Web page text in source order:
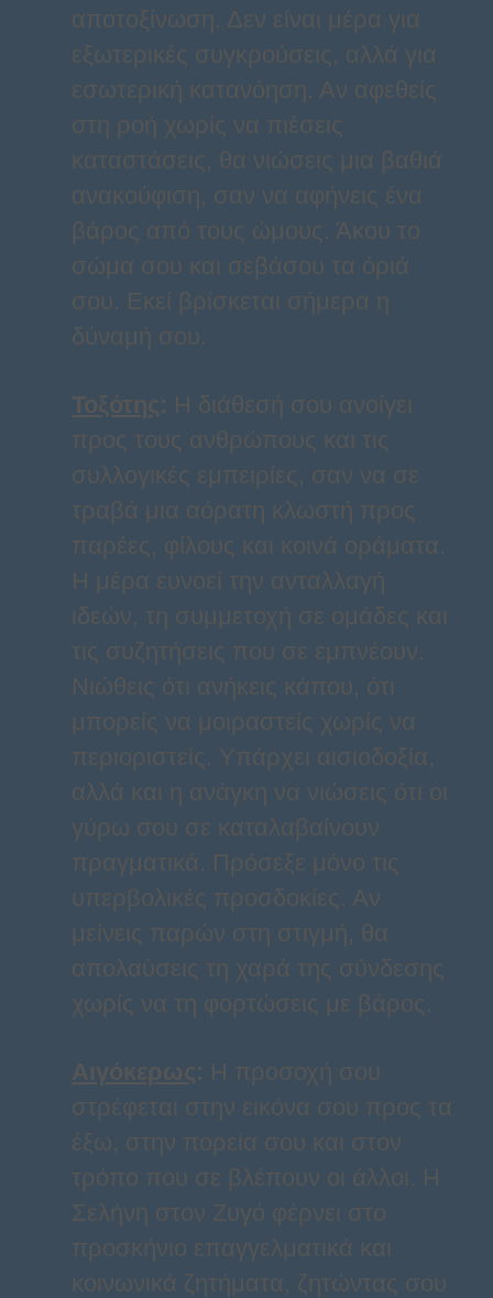
αποτοξίνωση. Δεν είναι μέρα για
εξωτερικές συγκρούσεις, αλλά για
εσωτερική κατανόηση. Αν αφεθείς
στη ροή χωρίς να πιέσεις
καταστάσεις, θα νιώσεις μια βαθιά
ανακούφιση, σαν να αφήνεις ένα
βάρος από τους ώμους. Άκου το
σώμα σου και σεβάσου τα όριά
σου. Εκεί βρίσκεται σήμερα η
δύναμή σου.
Τοξότης: Η διάθεσή σου ανοίγει
προς τους ανθρώπους και τις
συλλογικές εμπειρίες, σαν να σε
τραβά μια αόρατη κλωστή προς
παρέες, φίλους και κοινά οράματα.
Η μέρα ευνοεί την ανταλλαγή
ιδεών, τη συμμετοχή σε ομάδες και
τις συζητήσεις που σε εμπνέουν.
Νιώθεις ότι ανήκεις κάπου, ότι
μπορείς να μοιραστείς χωρίς να
περιοριστείς. Υπάρχει αισιοδοξία,
αλλά και η ανάγκη να νιώσεις ότι οι
γύρω σου σε καταλαβαίνουν
πραγματικά. Πρόσεξε μόνο τις
υπερβολικές προσδοκίες. Αν
μείνεις παρών στη στιγμή, θα
απολαύσεις τη χαρά της σύνδεσης
χωρίς να τη φορτώσεις με βάρος.
Αιγόκερως: Η προσοχή σου
στρέφεται στην εικόνα σου προς τα
έξω, στην πορεία σου και στον
τρόπο που σε βλέπουν οι άλλοι. Η
Σελήνη στον Ζυγό φέρνει στο
προσκήνιο επαγγελματικά και
κοινωνικά ζητήματα, ζητώντας σου